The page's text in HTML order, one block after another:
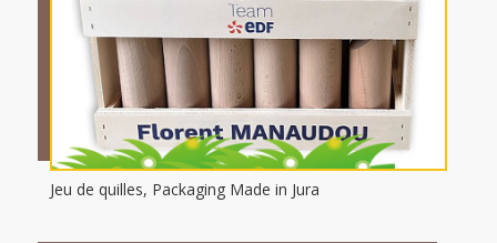
Jeu de quilles, Packaging Made in Jura